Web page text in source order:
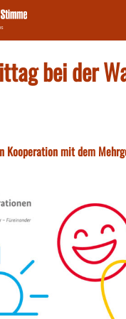
bei der
Kooperation mit dem